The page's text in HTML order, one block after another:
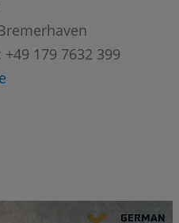
179 7632 399